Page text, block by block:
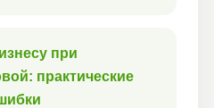
при
практические